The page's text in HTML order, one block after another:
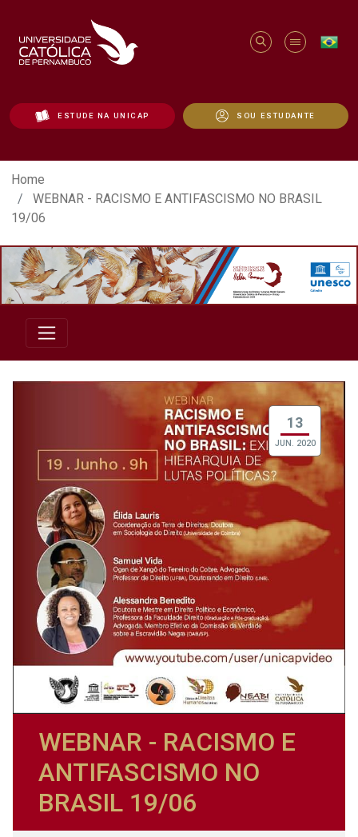
ESTUDE NA UNICAP SOU ESTUDANTE
WEBNAR - RACISMO E ANTIFASCISMO
Home
WEBNAR - RACISMO E ANTIFASCISMO NO BRASIL
19/06
13
JUN. 2020
WEBNAR - RACISMO E
ANTIFASCISMO NO
BRASIL 19/06